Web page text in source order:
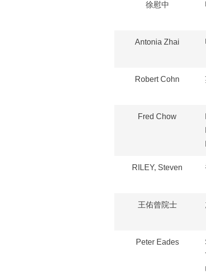
徐慰中
Antonia Zhai
Robert Cohn
Fred Chow
RILEY, Steven
王佑曾院士
Peter Eades